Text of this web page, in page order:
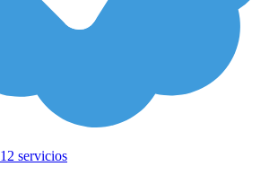
12 servicios